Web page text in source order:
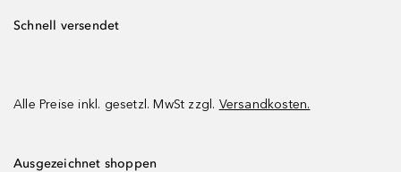
Schnell versendet
Alle Preise inkl. gesetzl. MwSt zzgl. Versandkosten.
Ausgezeichnet shoppen